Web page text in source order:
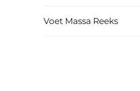
Voet Massa Reeks